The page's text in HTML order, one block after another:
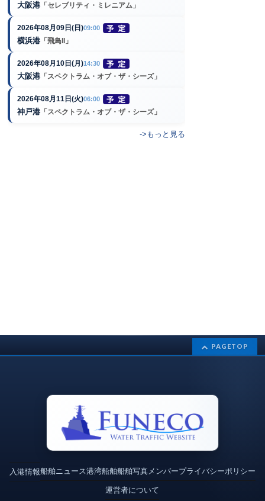
大阪港 「セレブリティ・ミレニアム」
2026年08月09日(日)09:00
横浜港 「飛鳥II」
2026年08月10日(月)14:30
大阪港 「スペクトラム・オブ・ザ・シーズ」
2026年08月11日(火)06:00
神戸港 「スペクトラム・オブ・ザ・シーズ」
->もっと見る
PAGETOP
入港情報船舶ニュース港湾船舶船舶写真メンバープライバシーポリシー
運営者について